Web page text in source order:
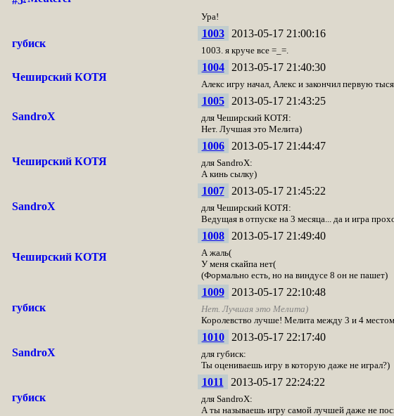
Ура!
губиск
1003 2013-05-17 21:00:16
1003. я круче все =_=.
Чеширский КОТЯ
1004 2013-05-17 21:40:30
Алекс игру начал, Алекс и закончил первую
SandroX
1005 2013-05-17 21:43:25
для Чеширский КОТЯ:
Нет. Лучшая это Мелита)
Чеширский КОТЯ
1006 2013-05-17 21:44:47
для SandroX:
А кинь сылку)
SandroX
1007 2013-05-17 21:45:22
для Чеширский КОТЯ:
Ведущая в отпуске на 3 месяца... да и игра
Чеширский КОТЯ
1008 2013-05-17 21:49:40
А жаль(
У меня скайпа нет(
(Формально есть, но на виндусе 8 он не пашет)
губиск
1009 2013-05-17 22:10:48
Нет. Лучшая это Мелита)
Королевство лучше! Мелита между 3 и 4 местом
SandroX
1010 2013-05-17 22:17:40
для губиск:
Ты оцениваешь игру в которую даже не играл?)
губиск
1011 2013-05-17 22:24:22
для SandroX:
А ты называешь игру самой лучшей даже не